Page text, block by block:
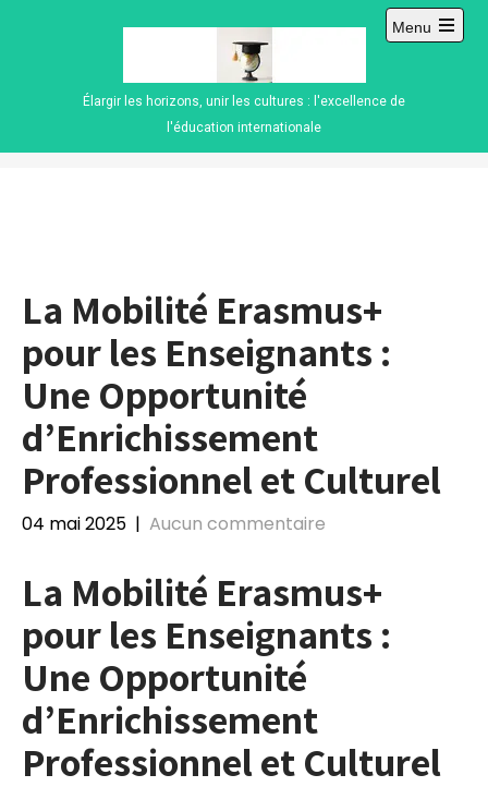
Élargir les horizons, unir les cultures : l'excellence de
l'éducation internationale
Menu
Open
La Mobilité Erasmus+
pour les Enseignants :
Une Opportunité
d’Enrichissement
Professionnel et Culturel
04 mai 2025 | Aucun commentaire
La Mobilité Erasmus+
pour les Enseignants :
Une Opportunité
d’Enrichissement
Professionnel et Culturel